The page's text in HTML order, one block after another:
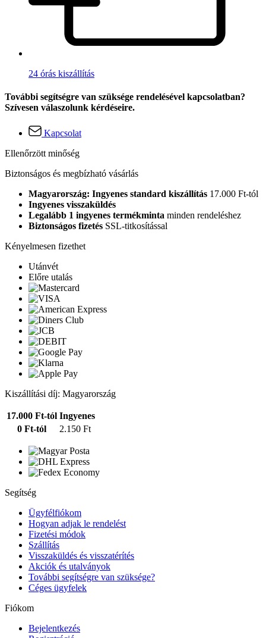
24 órás kiszállítás
További segítségre van szüksége rendelésével kapcsolatban?
Szívesen válaszolunk kérdéseire.
Kapcsolat
Ellenőrzött minőség
Biztonságos és megbízható vásárlás
Magyarország: Ingyenes standard kiszállítás 17.000 Ft-tól
Ingyenes visszaküldés
Legalább 1 ingyenes termékminta minden rendeléshez
Biztonságos fizetés SSL-titkosítással
Kényelmesen fizethet
Utánvét
Előre utalás
Kiszállítási díj: Magyarország
17.000 Ft-tól Ingyenes
0 Ft-tól
2.150 Ft
Segítség
Ügyfélfiókom
Hogyan adjak le rendelést
Fizetési módok
Szállítás
Visszaküldés és visszatérítés
Akciók és utalványok
További segítségre van szüksége?
Céges ügyfelek
Fiókom
Bejelentkezés